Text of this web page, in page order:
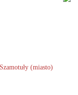
(miasto)